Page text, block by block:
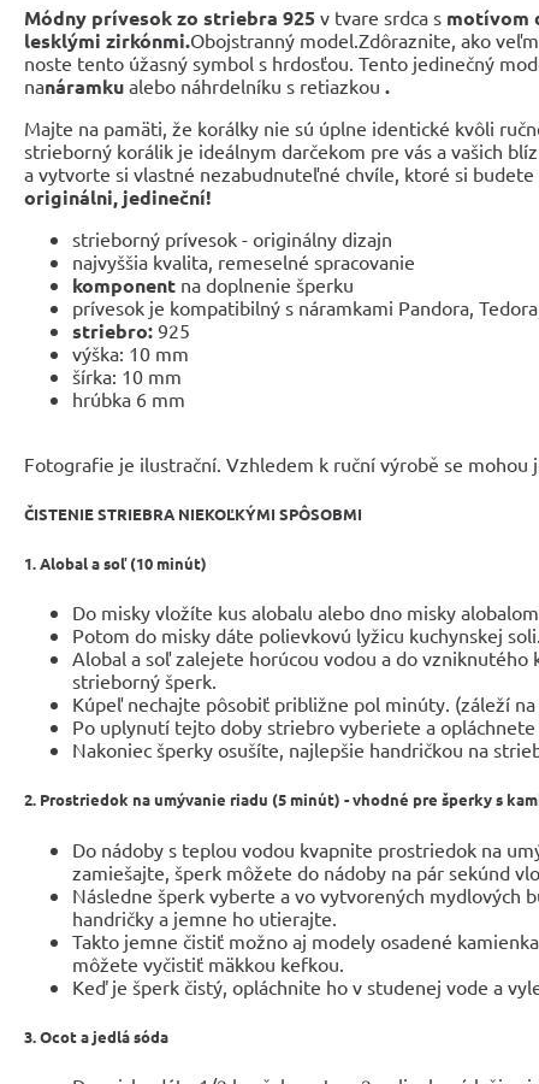
Módny prívesok zo striebra 925 v tvare srdca s motívom
lesklými zirkónmi.Obojstranný model.Zdôraznite, ako
noste tento úžasný symbol s hrdosťou. Tento jedinečný
nanáramku alebo náhrdelníku s retiazkou .
Majte na pamäti, že korálky nie sú úplne identické kvôli
strieborný korálik je ideálnym darčekom pre vás a vašich
a vytvorte si vlastné nezabudnuteľné chvíle, ktoré si
originálni, jedineční!
strieborný prívesok - originálny dizajn
najvyššia kvalita, remeselné spracovanie
komponent na doplnenie šperku
prívesok je kompatibilný s náramkami Pandora,
striebro: 925
výška: 10 mm
šírka: 10 mm
hrúbka 6 mm
Fotografie je ilustrační. Vzhledem k ruční výrobě se
ČISTENIE STRIEBRA NIEKOĽKÝMI SPÔSOBMI
1. Alobal a soľ(10 minút)
Do misky vložíte kus alobalu alebo dno misky
Potom do misky dáte polievkovú lyžicu kuchynskej
Alobal a soľ zalejete horúcou vodou a do vzniknutého
strieborný šperk.
Kúpeľ nechajte pôsobiť približne pol minúty. (záleží
Po uplynutí tejto doby striebro vyberiete a
Nakoniec šperky osušíte, najlepšie handričkou na
2. Prostriedok na umývanie riadu (5 minút) - vhodné pre šperky s
Do nádoby s teplou vodou kvapnite prostriedok na
zamiešajte, šperk môžete do nádoby na pár sekúnd
Následne šperk vyberte a vo vytvorených mydlových
handričky a jemne ho utierajte.
Takto jemne čistiť možno aj modely osadené
môžete vyčistiť mäkkou kefkou.
Keď je šperk čistý, opláchnite ho v studenej vode a
3. Ocot a jedlá sóda